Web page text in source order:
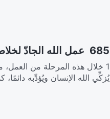
685 عمل الله الجادّ لخلاص الإنسان
1 خلال هذه المرحلة من
يُزكِّي الله الإنسان ويُؤدِّبه دائمًا،